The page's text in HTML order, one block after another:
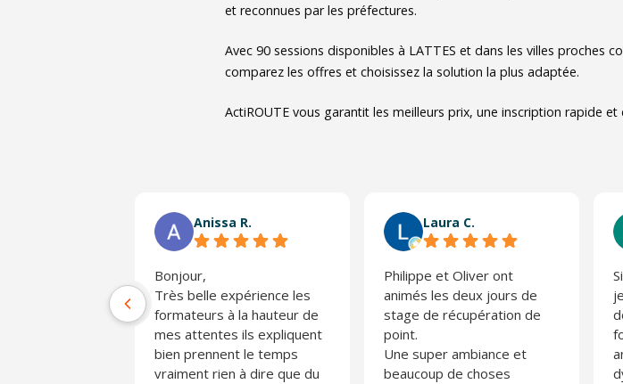
et reconnues par les préfectures.
Avec 90 sessions disponibles à LATTES et dans les villes proches
comparez les offres et choisissez la solution la plus adaptée.
ActiROUTE vous garantit les meilleurs prix, une inscription rapide
Anissa R.
Bonjour,
Très belle expérience les
formateurs à la hauteur de
mes attentes ils expliquent
bien prennent le temps
vraiment rien à dire que du
Laura C.
Philippe et Oliver ont
animés les deux jours de
stage de récupération de
point.
Une super ambiance et
beaucoup de choses